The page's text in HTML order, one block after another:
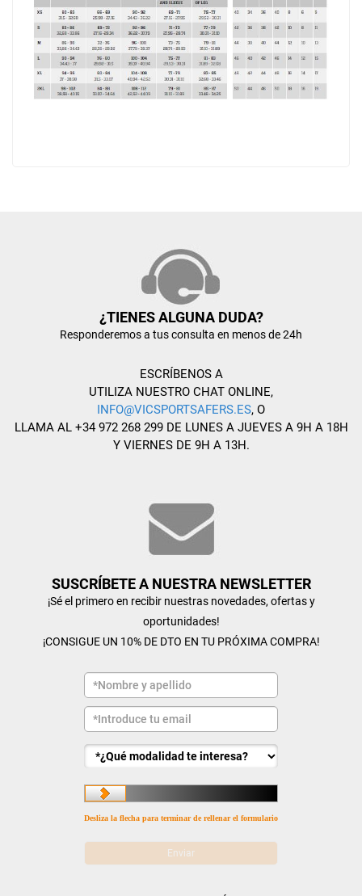
¿TIENES ALGUNA DUDA?
Responderemos a tus consulta en menos de 24h
ESCRÍBENOS A
UTILIZA NUESTRO CHAT ONLINE,
INFO@VICSPORTSAFERS.ES, O
LLAMA AL +34 972 268 299 DE LUNES A JUEVES A 9H A 18H
Y VIERNES DE 9H A 13H.
SUSCRÍBETE A NUESTRA NEWSLETTER
¡Sé el primero en recibir nuestras novedades, ofertas y
oportunidades!
¡CONSIGUE UN 10% DE DTO EN TU PRÓXIMA COMPRA!
Desliza la flecha para terminar de rellenar el formulario